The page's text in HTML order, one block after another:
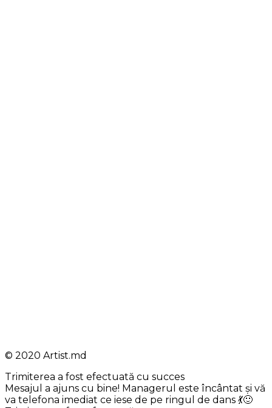
© 2020 Artist.md
Trimiterea a fost efectuată cu succes
Mesajul a ajuns cu bine! Managerul este încântat și vă
va telefona imediat ce iese de pe ringul de dans 💃🙂